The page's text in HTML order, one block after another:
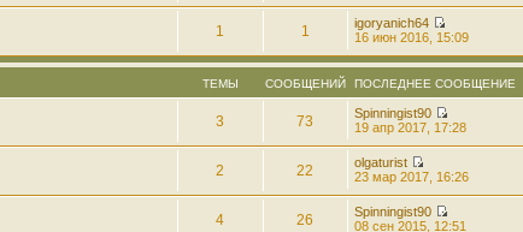
1 1
igoryanich64
16 июн 2016, 15:09
ТЕМЫ СООБЩЕНИЙ ПОСЛЕДНЕЕ СООБЩЕНИЕ
3 73
Spinningist90
19 апр 2017, 17:28
2 22
olgaturist
23 мар 2017, 16:26
4 26
Spinningist90
08 сен 2015, 12:51